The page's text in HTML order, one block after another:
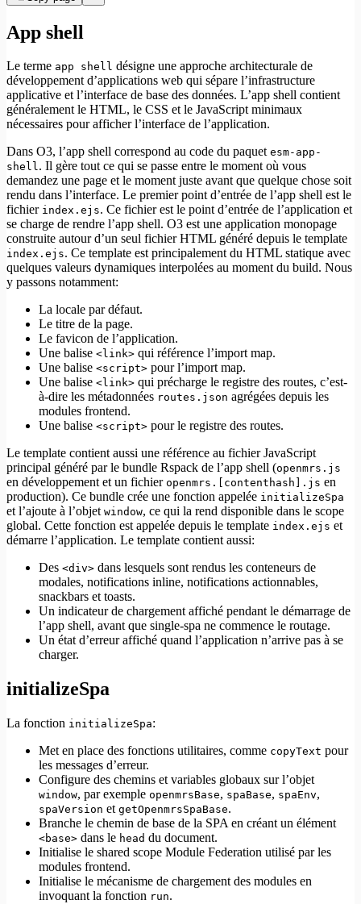
App shell
Le terme app shell désigne une approche architecturale de
développement d’applications web qui sépare l’infrastructure
applicative et l’interface de base des données. L’app shell contient
généralement le HTML, le CSS et le JavaScript minimaux
nécessaires pour afficher l’interface de l’application.
Dans O3, l’app shell correspond au code du paquet esm-app-
shell. Il gère tout ce qui se passe entre le moment où vous
demandez une page et le moment juste avant que quelque chose soit
rendu dans l’interface. Le premier point d’entrée de l’app shell est le
fichier index.ejs. Ce fichier est le point d’entrée de l’application et
se charge de rendre l’app shell. O3 est une application monopage
construite autour d’un seul fichier HTML généré depuis le template
index.ejs. Ce template est principalement du HTML statique avec
quelques valeurs dynamiques interpolées au moment du build. Nous
y passons notamment:
La locale par défaut.
Le titre de la page.
Le favicon de l’application.
Une balise <link> qui référence l’import map.
Une balise <script> pour l’import map.
Une balise <link> qui précharge le registre des routes, c’est-
à-dire les métadonnées routes.json agrégées depuis les
modules frontend.
Une balise <script> pour le registre des routes.
Le template contient aussi une référence au fichier JavaScript
principal généré par le bundle Rspack de l’app shell (openmrs.js
en développement et un fichier openmrs.[contenthash].js en
production). Ce bundle crée une fonction appelée initializeSpa
et l’ajoute à l’objet window, ce qui la rend disponible dans le scope
global. Cette fonction est appelée depuis le template index.ejs et
démarre l’application. Le template contient aussi:
Des <div> dans lesquels sont rendus les conteneurs de
modales, notifications inline, notifications actionnables,
snackbars et toasts.
Un indicateur de chargement affiché pendant le démarrage de
l’app shell, avant que single-spa ne commence le routage.
Un état d’erreur affiché quand l’application n’arrive pas à se
charger.
initializeSpa
La fonction initializeSpa:
Met en place des fonctions utilitaires, comme copyText pour
les messages d’erreur.
Configure des chemins et variables globaux sur l’objet
window, par exemple openmrsBase, spaBase, spaEnv,
spaVersion et getOpenmrsSpaBase.
Branche le chemin de base de la SPA en créant un élément
<base> dans le head du document.
Initialise le shared scope Module Federation utilisé par les
modules frontend.
Initialise le mécanisme de chargement des modules en
invoquant la fonction run.